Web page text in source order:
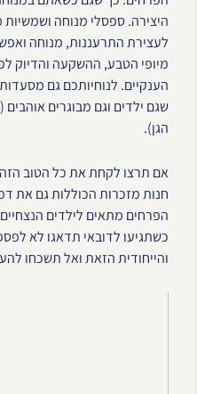
היצירה. ספסלי מנוחה ושמשיות
לעצירת התרעננות, מנוחה
מיופי הטבע, ההשקעה והדיוק
הענקיים. לנוחיותכם גם
שגם ילדים וגם מבוגרים
הגן).
אם תרצו לקחת את כל הטוב
חנות מזכרות הכוללות גם את
הפרחים מתאים לילדים הנצחיים
כשתגיעו לדובאי תדאגו לא
והייחודית הזאת ואל תשכחו